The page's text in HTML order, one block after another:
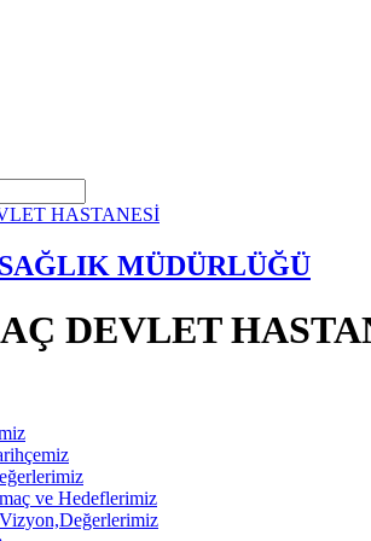
MÜDÜRLÜĞÜ
DEVLET
ve Hedeflerimiz